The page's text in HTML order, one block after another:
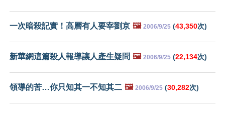
一次暗殺記實！高層有人要宰劉京 🖼️ 2006/9/25 (43,350次)
新華網這篇殺人報導讓人產生疑問 🖼️ 2006/9/25 (22,134次)
領導的苦…你只知其一不知其二 🖼️ 2006/9/25 (30,282次)